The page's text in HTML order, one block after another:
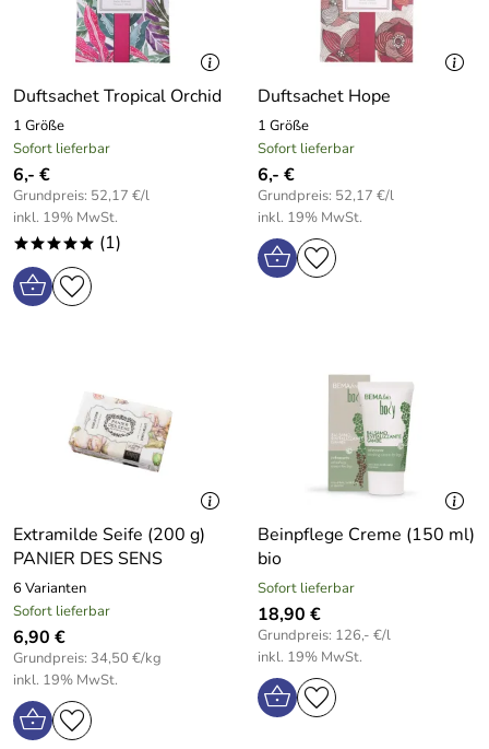
Duftsachet Tropical Orchid
1 Größe
Sofort lieferbar
6,- €
Grundpreis: 52,17 €/l
inkl. 19% MwSt.
***** (1)
Duftsachet Hope
1 Größe
Sofort lieferbar
6,- €
Grundpreis: 52,17 €/l
inkl. 19% MwSt.
Extramilde Seife (200 g)
PANIER DES SENS
6 Varianten
Sofort lieferbar
6,90 €
Grundpreis: 34,50 €/kg
inkl. 19% MwSt.
Beinpflege Creme (150 ml)
bio
Sofort lieferbar
18,90 €
Grundpreis: 126,- €/l
inkl. 19% MwSt.